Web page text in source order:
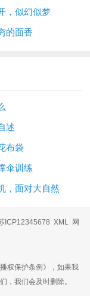
，似幻似梦
的面香
述
布袋
伞训练
，面对大自然
ICP12345678 XML 网
权保护条例》，如果我
，我们会及时删除。